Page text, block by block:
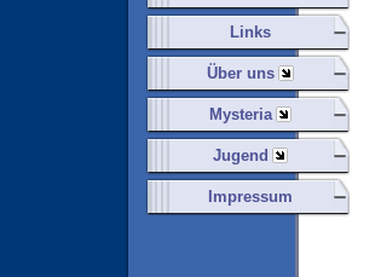
Links
Über uns
Mysteria
Jugend
Impressum